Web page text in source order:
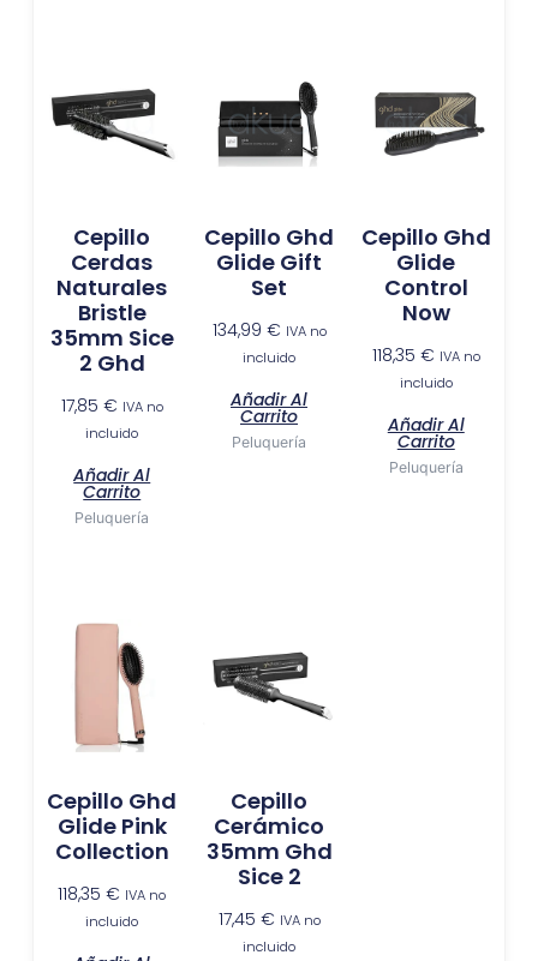
Cepillo
Cerdas
Naturales
Bristle
35mm Sice
2 Ghd
17,85 € IVA no
incluido
Añadir Al
Carrito
Peluquería
Cepillo Ghd
Glide Gift
Set
134,99 € IVA no
incluido
Añadir Al
Carrito
Peluquería
Cepillo Ghd
Glide
Control
Now
118,35 € IVA no
incluido
Añadir Al
Carrito
Peluquería
Cepillo Ghd
Glide Pink
Collection
118,35€ IVA no
incluido
Cepillo
Cerámico
35mm Ghd
Sice 2
17,45 € IVA no
incluido